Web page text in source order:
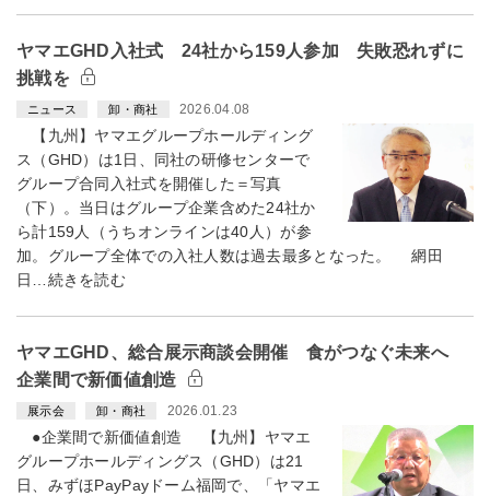
ヤマエGHD入社式 24社から159人参加 失敗恐れずに
挑戦を
ニュース 卸・商社 2026.04.08
【九州】ヤマエグループホールディング
ス（GHD）は1日、同社の研修センターで
グループ合同入社式を開催した＝写真
（下）。当日はグループ企業含めた24社か
ら計159人（うちオンラインは40人）が参
加。グループ全体での入社人数は過去最多となった。 網田
日…続きを読む
ヤマエGHD、総合展示商談会開催 食がつなぐ未来へ
企業間で新価値創造
展示会 卸・商社 2026.01.23
●企業間で新価値創造 【九州】ヤマエ
グループホールディングス（GHD）は21
日、みずほPayPayドーム福岡で、「ヤマエ